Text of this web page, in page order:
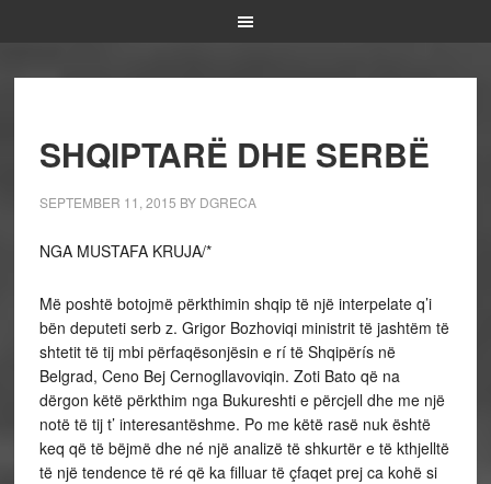
SHQIPTARË DHE SERBË
SEPTEMBER 11, 2015 BY DGRECA
NGA MUSTAFA KRUJA/*
Më poshtë botojmë përkthimin shqip të një interpelate q’i
bën deputeti serb z. Grigor Bozhoviqi ministrit të jashtëm të
shtetit të tij mbi përfaqësonjësin e rí të Shqipërís në
Belgrad, Ceno Bej Cernogllavoviqin. Zoti Bato që na
dërgon këtë përkthim nga Bukureshti e përcjell dhe me një
notë të tij t’ interesantëshme. Po me këtë rasë nuk është
keq që të bëjmë dhe né një analizë të shkurtër e të kthjelltë
të një tendence të ré që ka filluar të çfaqet prej ca kohë si